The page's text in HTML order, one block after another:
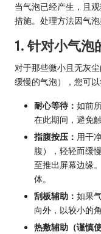
当气泡已经产生，且
措施。处理方法因气泡
1. 针对小气泡
对于那些微小且无灰
缓慢的气泡），您可以
耐心等待： 如前
在此期间，避免触
指腹按压： 用干
腹），轻轻而缓
至推出屏幕边缘
体。
刮板辅助： 如果
向外，以较小的
热敷辅助（谨慎